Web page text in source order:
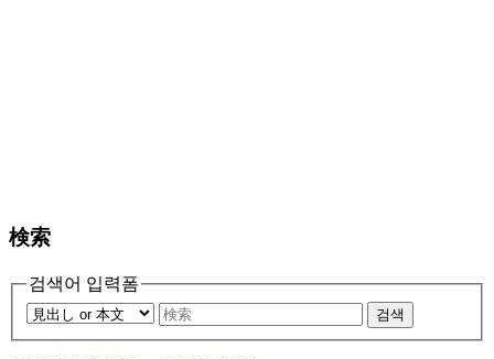
検索
검색어 입력폼
검색